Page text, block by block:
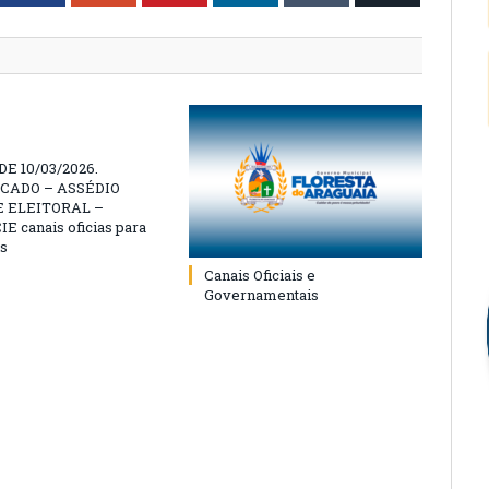
10/03/2026.
– ASSÉDIO
ELEITORAL –
canais oficias para
Canais Oficiais e
Governamentais